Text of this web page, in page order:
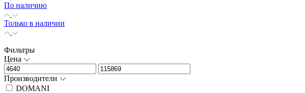
По наличию
Только в наличии
Фильтры
Цена
Производители
DOMANI